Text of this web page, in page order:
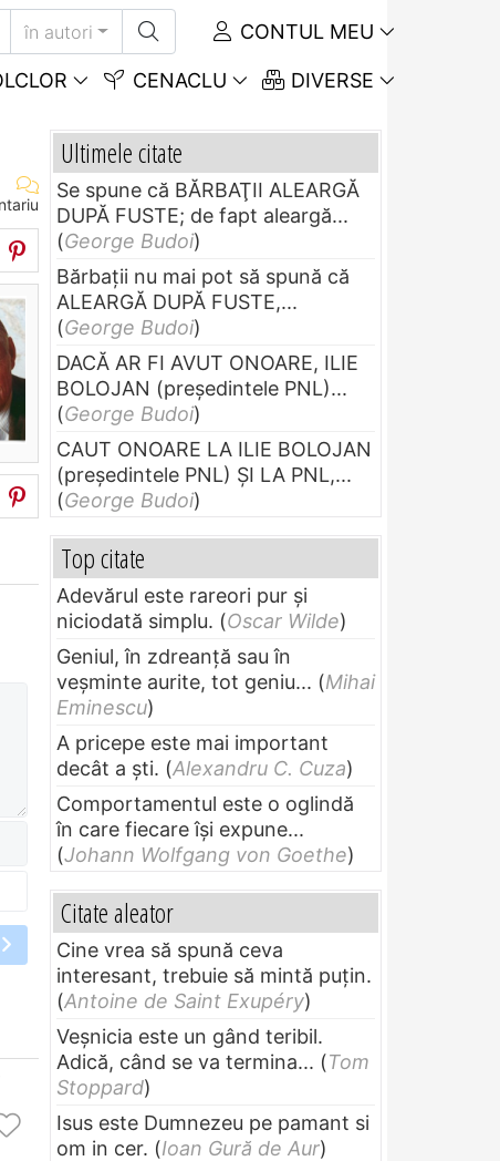
în autori CONTUL MEU
CENACLU DIVERSE
Ultimele citate
Se spune că BĂRBAŢII ALEARGĂ
DUPĂ FUSTE; de fapt aleargă...
(George Budoi)
Bărbaţii nu mai pot să spună că
ALEARGĂ DUPĂ FUSTE,...
(George Budoi)
DACĂ AR FI AVUT ONOARE, ILIE
BOLOJAN (preşedintele PNL)...
(George Budoi)
CAUT ONOARE LA ILIE BOLOJAN
(preşedintele PNL) ŞI LA PNL,...
(George Budoi)
Top citate
Adevărul este rareori pur și
niciodată simplu. (Oscar Wilde)
Geniul, în zdreanţă sau în
veşminte aurite, tot geniu... (Mihai
Eminescu)
A pricepe este mai important
decât a ști. (Alexandru C. Cuza)
Comportamentul este o oglindă
în care fiecare își expune...
(Johann Wolfgang von Goethe)
Citate aleator
Cine vrea să spună ceva
interesant, trebuie să mintă puțin.
(Antoine de Saint Exupéry)
Veșnicia este un gând teribil.
Adică, când se va termina... (Tom
Stoppard)
Isus este Dumnezeu pe pamant si
om in cer. (Ioan Gură de Aur)